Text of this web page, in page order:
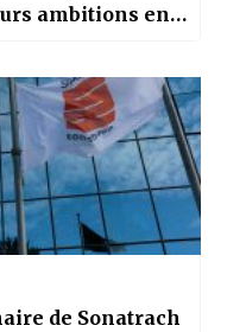
ambitions en
de Sonatrach